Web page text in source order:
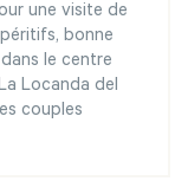
une visite de
bonne
le centre
Locanda del
couples